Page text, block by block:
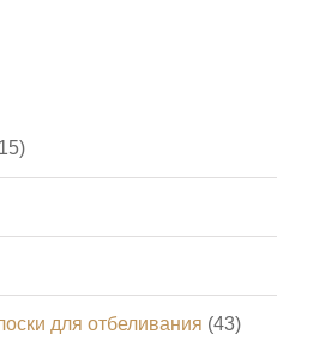
для отбеливания (43)